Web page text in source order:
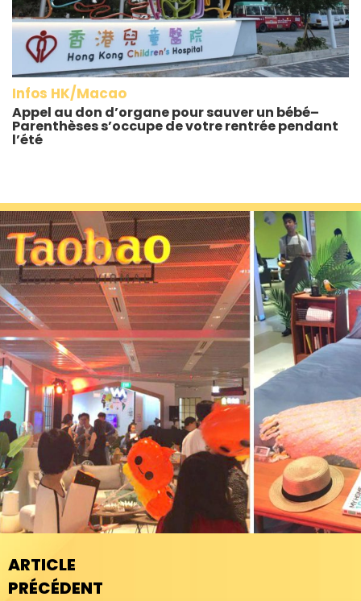
Infos HK/Macao
Appel au don d’organe pour sauver un bébé–
Parenthèses s’occupe de votre rentrée pendant
l’été
ARTICLE
PRÉCÉDENT